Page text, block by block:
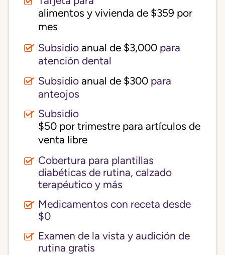
alimentos y vivienda de $359 por
mes
Subsidio anual de $3,000 para
atención dental
Subsidio anual de $300 para
anteojos
Subsidio
$50 por trimestre para artículos de
venta libre
Cobertura para plantillas
diabéticas de rutina, calzado
terapéutico y más
Medicamentos con receta desde
$0
Examen de la vista y audición de
rutina gratis